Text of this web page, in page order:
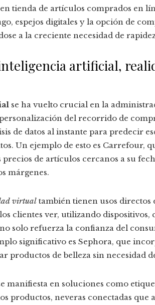
tienda de artículos comprados en
espejos digitales y la opción de
a la creciente necesidad de
artificial,
se ha vuelto crucial en la
del recorrido de
de datos al instante para predecir
Un ejemplo de esto es Carrefour,
de artículos cercanos a su
márgenes.
virtual también tienen usos directos
clientes ver, utilizando
solo refuerza la confianza del
significativo es Sephora, que
productos de belleza sin necesidad
manifiesta en soluciones como
productos, neveras conectadas